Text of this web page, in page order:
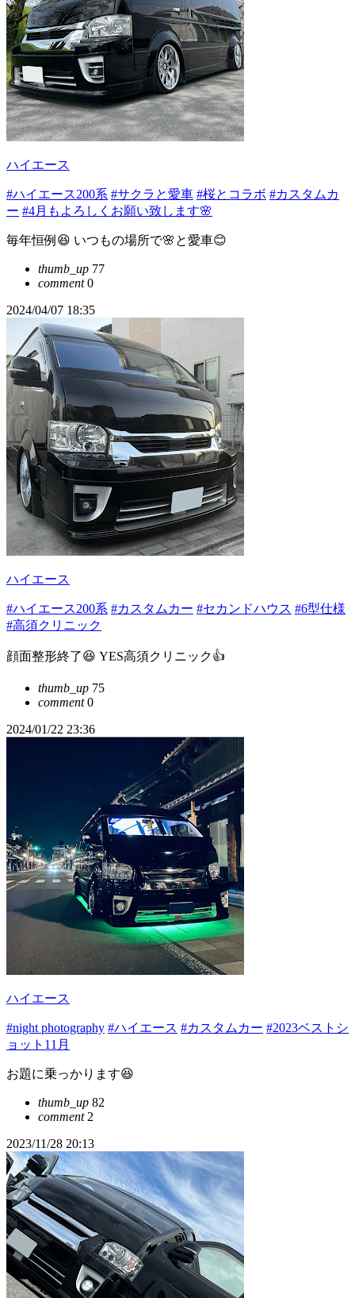
ハイエース
#ハイエース200系 #サクラと愛車 #桜とコラボ #カスタムカ
ー #4月もよろしくお願い致します🌸
毎年恒例😆 いつもの場所で🌸と愛車😊
thumb_up 77
comment0
2024/04/07 18:35
ハイエース
#ハイエース200系 #カスタムカー #セカンドハウス #6型仕様
#高須クリニック
顔面整形終了😆 YES高須クリニック👍
thumb_up 75
comment0
2024/01/22 23:36
ハイエース
#night photography #ハイエース #カスタムカー #2023ベストシ
ョット11月
お題に乗っかります😆
thumb_up 82
comment2
2023/11/28 20:13